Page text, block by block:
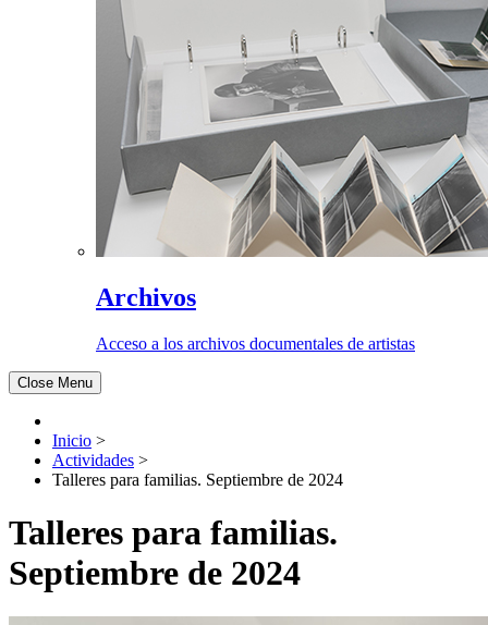
Archivos
Acceso a los archivos documentales de artistas
Close Menu
Inicio >
Actividades >
Talleres para familias. Septiembre de 2024
Talleres para familias.
Septiembre de 2024